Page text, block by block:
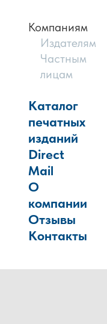
Компаниям
Издателям
Частным
лицам
Каталог
печатных
изданий
Direct
Mail
О
компании
Отзывы
Контакты